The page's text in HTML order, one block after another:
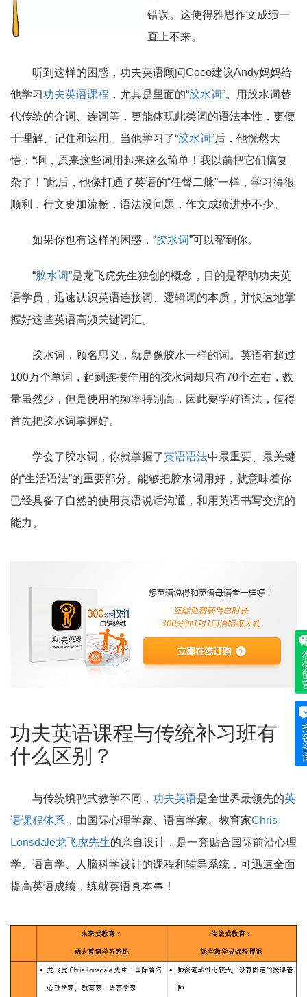
错误。这使得雅思作文成绩一
直上不来。
听到这样的困惑，功夫英语顾问Coco建议Andy妈妈给
他学习功夫英语课程 ，尤其是里面的“胶水词”。用胶水词替
代传统的介词、连词等，更能体现此类词的语法本性，更便
于理解、记住和运用。当他学习了“胶水词”后，他恍然大
悟：“啊，原来这些词用起来这么简单！我以前把它们搞复
杂了！”此后，他像打通了英语的“任督二脉”一样，学习得很
顺利，行文更加流畅，语法没问题，作文成绩进步不少。
如果你也有这样的困惑，“胶水词”可以帮到你。
“胶水词”是龙飞虎先生独创的概念，目的是帮助功夫英
语学员，迅速认识英语连接词、逻辑词的本质，并快速地掌
握好这些英语高频关键词汇。
胶水词，顾名思义，就是像胶水一样的词。英语有超过
100万个单词，起到连接作用的胶水词却只有70个左右，数
量虽然少，但是使用的频率特别高，因此要学好语法，值得
首先把胶水词掌握好。
学会了胶水词，你就掌握了英语语法中最重要、最关键
的“生活语法”的重要部分。能够把胶水词用好，就意味着你
已经具备了自然的使用英语说话沟通，和用英语书写交流的
能力。
功夫英语课程与传统补习班有
什么区别？
与传统填鸭式教学不同， 功夫英语是全世界最领先的英
语课程体系 ，由国际心理学家、语言学家、教育家Chris
Lonsdale龙飞虎先生的亲自设计，是一套贴合国际前沿心理
学、语言学、人脑科学设计的课程和辅导系统，可迅速全面
提高英语成绩，练就英语真本事！